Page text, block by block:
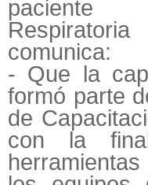
paciente
comunica:
- Que la
formó parte
de
con la